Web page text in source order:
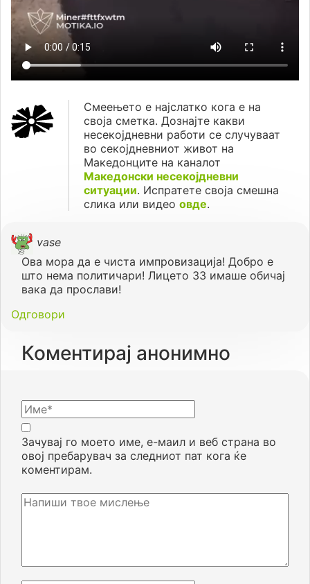
Смеењето е најслатко кога е на
своја сметка. Дознајте какви
несекојдневни работи се случуваат
во секојдневниот живот на
Македонците на каналот
Македонски несекојдневни
ситуации. Испратете своја смешна
слика или видео овде.
vase
Ова мора да е чиста импровизација! Добро е
што нема политичари! Лицето ЗЗ имаше обичај
вака да прослави!
Одговори
Коментирај анонимно
Зачувај го моето име, е-маил и веб страна во
овој пребарувач за следниот пат кога ќе
коментирам.